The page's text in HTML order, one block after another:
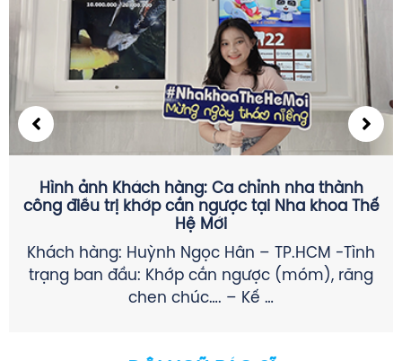
CÁC THỂ LOẠI ĐAU RĂNG KHÔN THƯỜNG GẶP &
CÁCH GIẢM ĐAU TRƯỚC KHI NHỔ
SÂU RĂNG GÂY VIÊM TỦY KHÔNG HỒI PHỤC (Ở
R8 HOẶC R7): + Đau về đêm, biến mất đột
ngột, …
ĐỘI NGŨ BÁC SĨ